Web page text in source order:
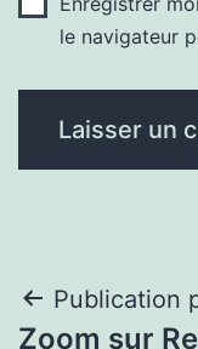
le navigateur
Publication
Zoom sur